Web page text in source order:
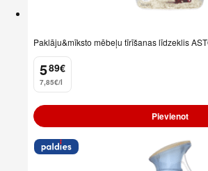
Paklāju&mīksto mēbeļu tīrīšanas līdzeklis
5
. 89€
7,85€/l
Pievienot